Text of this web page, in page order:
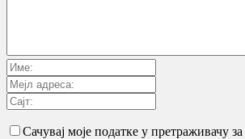
Сачувај моје податке у претраживачу